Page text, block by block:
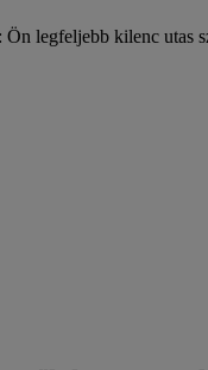
Ön legfeljebb kilenc utas